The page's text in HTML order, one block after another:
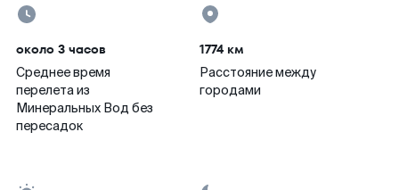
около 3 часов
Среднее время
перелета из
Минеральных Вод без
пересадок
1774 км
Расстояние между
городами